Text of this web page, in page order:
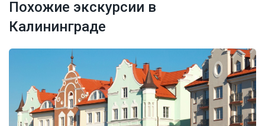
Похожие экскурсии в
Калининграде